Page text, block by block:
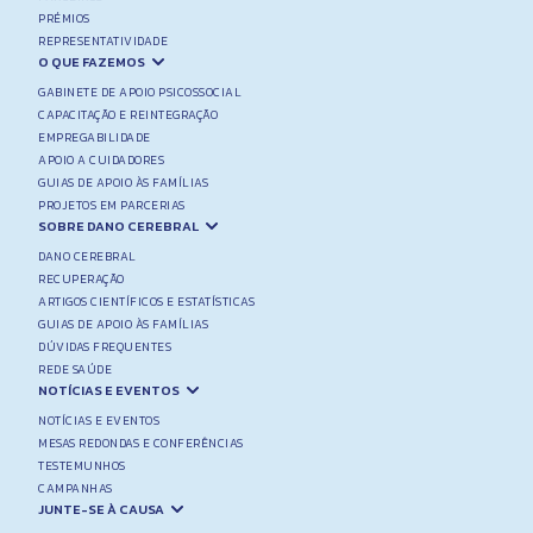
PRÉMIOS
REPRESENTATIVIDADE
O QUE FAZEMOS
GABINETE DE APOIO PSICOSSOCIAL
CAPACITAÇÃO E REINTEGRAÇÃO
EMPREGABILIDADE
APOIO A CUIDADORES
GUIAS DE APOIO ÀS FAMÍLIAS
PROJETOS EM PARCERIAS
SOBRE DANO CEREBRAL
DANO CEREBRAL
RECUPERAÇÃO
ARTIGOS CIENTÍFICOS E ESTATÍSTICAS
GUIAS DE APOIO ÀS FAMÍLIAS
DÚVIDAS FREQUENTES
REDE SAÚDE
NOTÍCIAS E EVENTOS
NOTÍCIAS E EVENTOS
MESAS REDONDAS E CONFERÊNCIAS
TESTEMUNHOS
CAMPANHAS
JUNTE-SE À CAUSA